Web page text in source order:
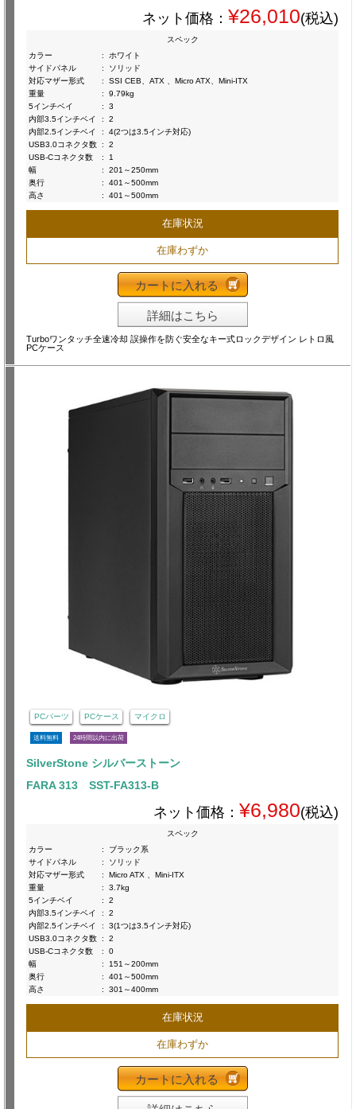
ネット価格： ¥26,010(税込)
スペック
カラー
:
ホワイト
サイドパネル
:
ソリッド
対応マザー形式
:
SSI CEB、ATX 、Micro ATX、Mini-ITX
重量
:
9.79kg
5インチベイ
:
3
内部3.5インチベイ
:
2
内部2.5インチベイ
:
4(2つは3.5インチ対応)
USB3.0コネクタ数 :
2
USB-Cコネクタ数
:
1
幅
:
201～250mm
奥行
:
401～500mm
高さ
: 401～500mm
在庫状況
在庫わずか
カートに入れる
詳細はこちら
Turboワンタッチ全速冷却 誤操作を防ぐ安全なキー式ロックデザイン レトロ風
PCケース
PCパーツ PCケース マイクロ
送料無料 24時間以内に出荷
SilverStone シルバーストーン
FARA 313 SST-FA313-B
ネット価格： ¥6,980(税込)
スペック
カラー
:
ブラック系
サイドパネル
:
ソリッド
対応マザー形式
:
Micro ATX 、Mini-ITX
重量
:
3.7kg
5インチベイ
:
2
内部3.5インチベイ
:
2
内部2.5インチベイ
:
3(1つは3.5インチ対応)
USB3.0コネクタ数 :
2
USB-Cコネクタ数
:
0
幅
:
151～200mm
奥行
:
401～500mm
高さ
: 301～400mm
在庫状況
在庫わずか
カートに入れる